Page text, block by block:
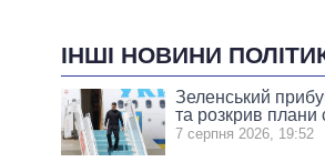
ІНШІ НОВИНИ
Зеленський
та розкрив плани
7 серпня 2026, 19:52